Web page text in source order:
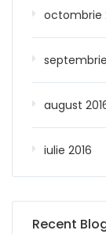
octombrie
august
iulie 2016
Recent